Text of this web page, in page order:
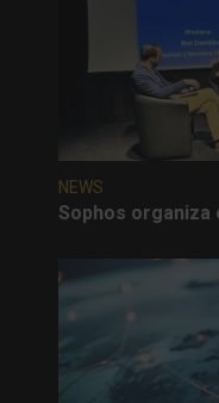
NEWS
Sophos organiza